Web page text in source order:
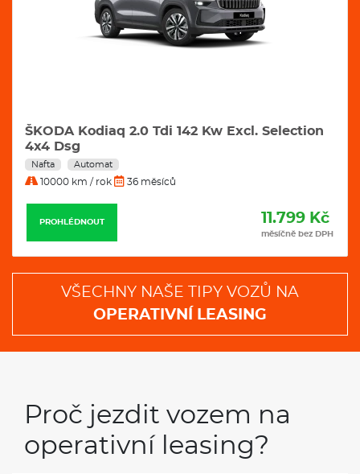
ŠKODA Kodiaq 2.0 Tdi 142 Kw Excl. Selection
4x4 Dsg
Nafta Automat
10000 km / rok 36 měsíců
PROHLÉDNOUT 11.799 Kč
měsíčně bez DPH
VŠECHNY NAŠE TIPY VOZŮ NA
OPERATIVNÍ LEASING
Proč jezdit vozem na
operativní leasing?